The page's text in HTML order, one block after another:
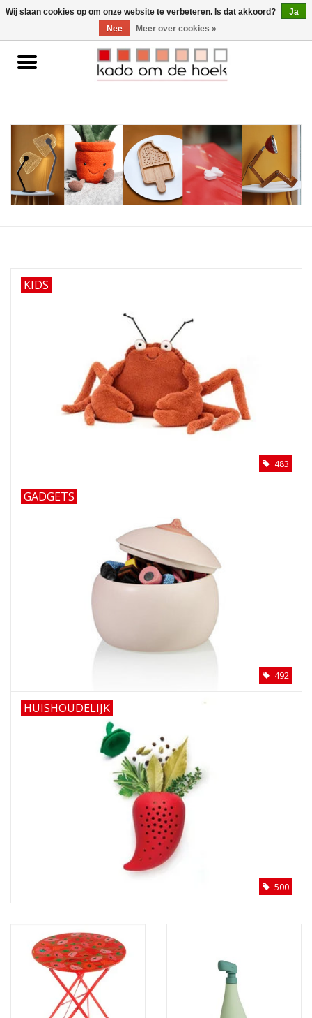
0 Artikelen - €0,00
Home
Gadgets
Huishoudelijk
KIDS
483
GADGETS
492
HUISHOUDELIJK
500
Wij slaan cookies op om onze website te verbeteren. Is dat akkoord?
Ja
Nee
Meer over cookies »